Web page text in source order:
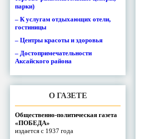
парки)
– К услугам отдыхающих отели,
гостиницы
– Центры красоты и здоровья
– Достопримечательности
Аксайского района
О ГАЗЕТЕ
Общественно-политическая газета
«ПОБЕДА»
издается с 1937 года